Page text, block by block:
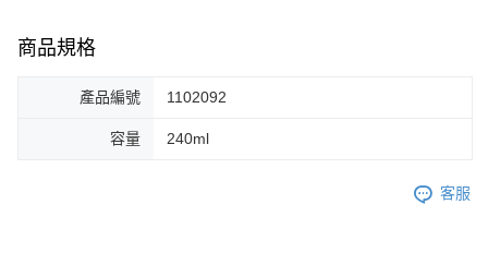
商品規格
產品編號 1102092
容量 240ml
客服